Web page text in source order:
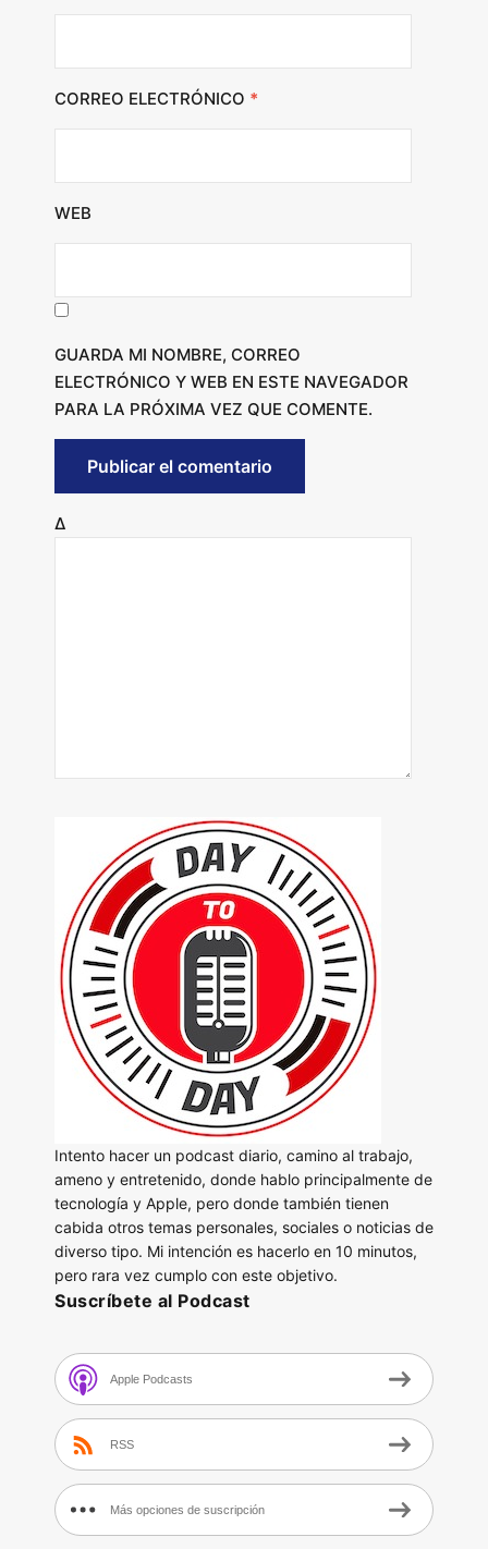
CORREO ELECTRÓNICO *
WEB
GUARDA MI NOMBRE, CORREO
ELECTRÓNICO Y WEB EN ESTE NAVEGADOR
PARA LA PRÓXIMA VEZ QUE COMENTE.
Δ
Intento hacer un podcast diario, camino al trabajo,
ameno y entretenido, donde hablo principalmente de
tecnología y Apple, pero donde también tienen
cabida otros temas personales, sociales o noticias de
diverso tipo. Mi intención es hacerlo en 10 minutos,
pero rara vez cumplo con este objetivo.
Suscríbete al Podcast
Apple Podcasts
RSS
Más opciones de suscripción